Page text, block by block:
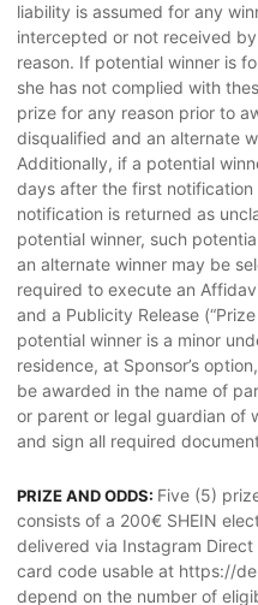
liability is assumed for any
intercepted or not received
reason. If potential winner is
she has not complied with
prize for any reason prior to
disqualified and an alternate
Additionally, if a potential
days after the first
notification is returned as
potential winner, such
an alternate winner may be
required to execute an
and a Publicity Release
potential winner is a minor
residence, at Sponsor’s
be awarded in the name of
or parent or legal guardian of
and sign all required
PRIZE AND ODDS: Five (5)
consists of a 200€ SHEIN
delivered via Instagram
card code usable at https://
depend on the number of